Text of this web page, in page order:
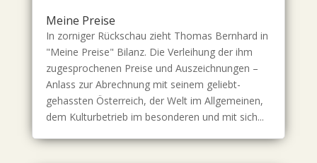
Meine Preise
In zorniger Rückschau zieht Thomas Bernhard in
"Meine Preise" Bilanz. Die Verleihung der ihm
zugesprochenen Preise und Auszeichnungen –
Anlass zur Abrechnung mit seinem geliebt-
gehassten Österreich, der Welt im Allgemeinen,
dem Kulturbetrieb im besonderen und mit sich...